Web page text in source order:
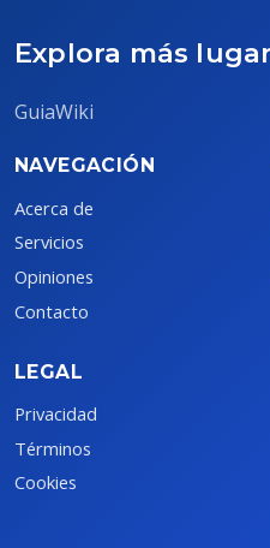
Explora más
GuiaWiki
NAVEGACIÓN
Acerca de
Servicios
Opiniones
Contacto
LEGAL
Privacidad
Términos
Cookies